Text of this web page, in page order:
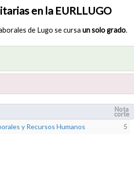
en la EURLLUGO
de Lugo se cursa un solo grado.
Nota
corte
y Recursos Humanos 5